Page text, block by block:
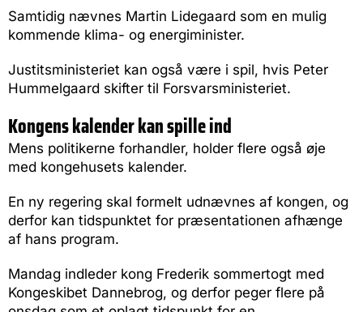
Samtidig nævnes Martin Lidegaard som en mulig
kommende klima- og energiminister.
Justitsministeriet kan også være i spil, hvis Peter
Hummelgaard skifter til Forsvarsministeriet.
Kongens kalender kan spille ind
Mens politikerne forhandler, holder flere også øje
med kongehusets kalender.
En ny regering skal formelt udnævnes af kongen, og
derfor kan tidspunktet for præsentationen afhænge
af hans program.
Mandag indleder kong Frederik sommertogt med
Kongeskibet Dannebrog, og derfor peger flere på